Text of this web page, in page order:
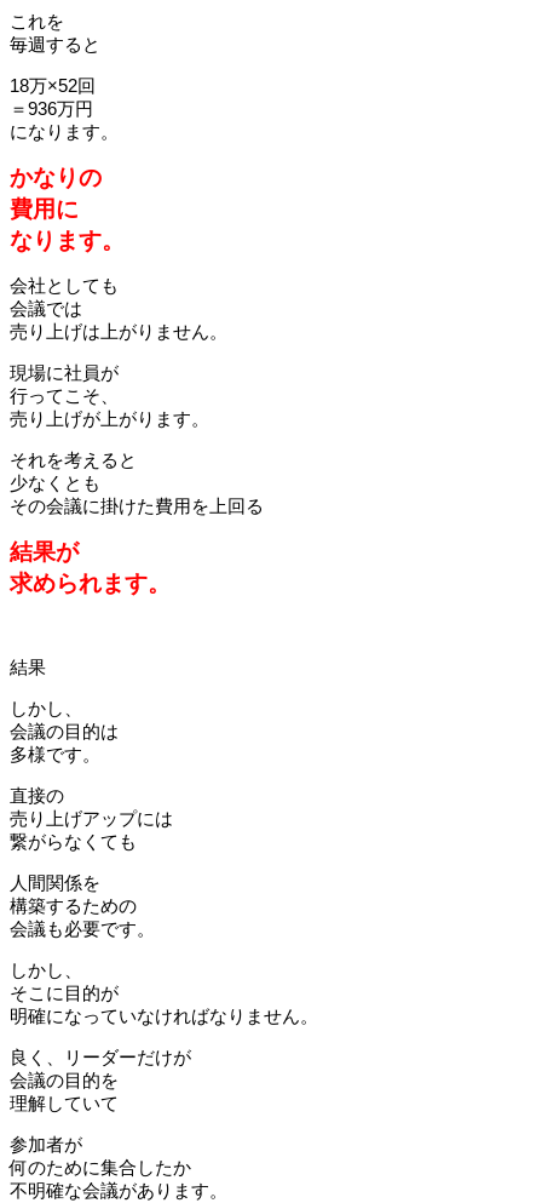
これを
毎週すると
18万×52回
＝936万円
になります。
かなりの
費用に
なります。
会社としても
会議では
売り上げは上がりません。
現場に社員が
行ってこそ、
売り上げが上がります。
それを考えると
少なくとも
その会議に掛けた費用を上回る
結果が
求められます。
結果
しかし、
会議の目的は
多様です。
直接の
売り上げアップには
繋がらなくても
人間関係を
構築するための
会議も必要です。
しかし、
そこに目的が
明確になっていなければなりません。
良く、リーダーだけが
会議の目的を
理解していて
参加者が
何のために集合したか
不明確な会議があります。